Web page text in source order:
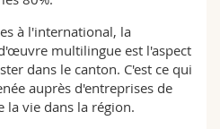
à l'international, la
multilingue est l'aspect
dans le canton. C'est ce qui
auprès d'entreprises de
la vie dans la région.